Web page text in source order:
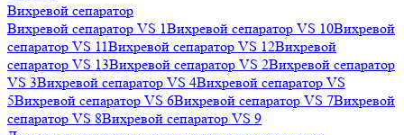
Вихревой сепаратор
Вихревой сепаратор VS 1Вихревой сепаратор VS 10Вихревой
сепаратор VS 11Вихревой сепаратор VS 12Вихревой
сепаратор VS 13Вихревой сепаратор VS 2Вихревой сепаратор
VS 3Вихревой сепаратор VS 4Вихревой сепаратор VS
5Вихревой сепаратор VS 6Вихревой сепаратор VS 7Вихревой
сепаратор VS 8Вихревой сепаратор VS 9